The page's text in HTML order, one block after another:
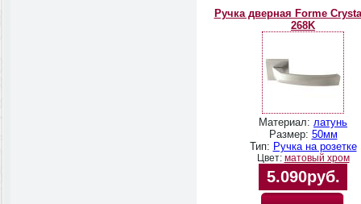
Ручка дверная Forme
268K
Материал: латунь
Размер: 50мм
Тип: Ручка на розетке
Цвет: матовый хром
5.090руб.